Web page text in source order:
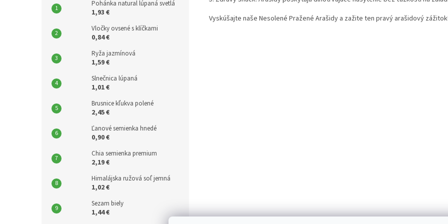
Pohánka natural lúpaná svetlá
1,93 €
Vločky ovsené s klíčkami
0,84 €
Ryža jazmínová
1,59 €
Slnečnica lúpaná
1,01 €
Brusnice kľukva polené
2,45 €
Ľanové semienka hnedé
0,90 €
Chia semienka premium
2,19 €
Himalájska ružová soľ jemná
1,02 €
Sezam biely
1,44 €
Vyskúšajte naše Nesolené Pražené Arašidy a zažite ten pravý arašidový